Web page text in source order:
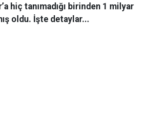
hiç tanımadığı birinden 1 milyar
oldu. İşte detaylar...